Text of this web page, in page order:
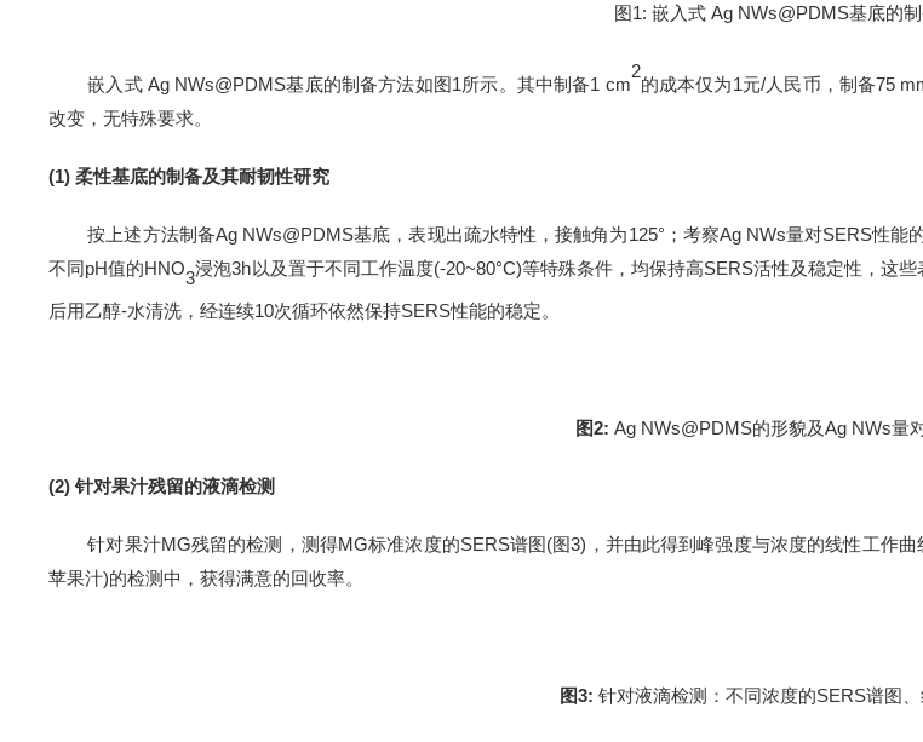
图1:嵌入式Ag NWs@PDMS基底的制
嵌入式Ag NWs@PDMS基底的制备方法如图1所示。其中制备1 cm
2
的成本仅为1元/人民币，制备75
改变，无特殊要求。
(1)柔性基底的制备及其耐韧性研究
按上述方法制备Ag NWs@PDMS基底，表现出疏水特性，接触角为125° ；考察Ag NWs量对SERS性能
不同pH值的HNO3浸泡3h以 及置于不同工作温度(-20~80°C)等特殊条件，均保持高SERS活性及稳定性 ，这
后用乙醇-水清洗，经连续10次循环依然保持SERS性能的稳定。
图2: Ag NWs@PDMS的形貌及Ag NWs量
(2)针对果汁残留的液滴检测
针对果汁MG残留的检测，测得MG标准浓度的SERS谱图(图3) ，并由此得到峰强度与浓度的线性工作
苹果汁)的检测中，获得满意的回收率。
图3: 针对液滴检测：不同浓度的SERS谱图、